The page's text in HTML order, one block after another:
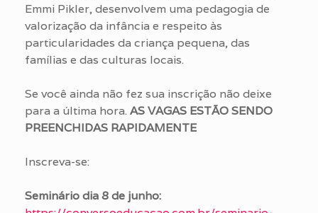
Emmi Pikler, desenvolvem uma pedagogia de
valorização da infância e respeito às
particularidades da criança pequena, das
famílias e das culturas locais.
Se você ainda não fez sua inscrição não deixe
para a última hora. AS VAGAS ESTÃO SENDO
PREENCHIDAS RAPIDAMENTE
Inscreva-se:
Seminário dia 8 de junho: